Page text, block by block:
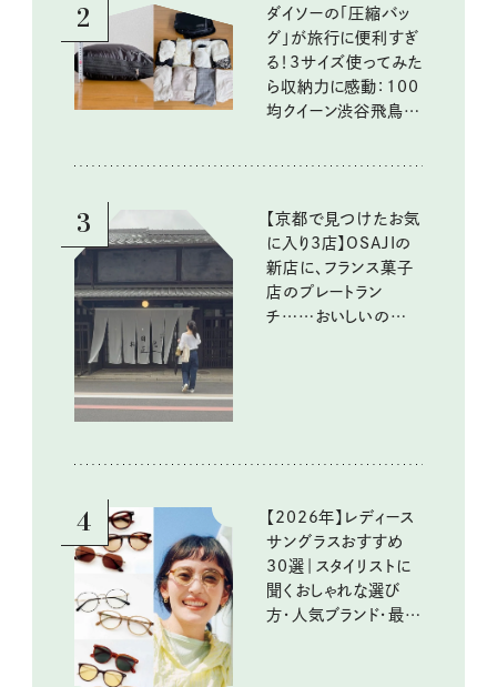
2
ダイソーの「圧縮バッ
グ」が旅行に便利すぎ
る！3サイズ使ってみた
ら収納力に感動：100
均クイーン渋谷飛鳥の
3
【京都で見つけたお気
に入り3店】OSAJIの
新店に、フランス菓子
店のプレートラン
チ……おいしいのんび
4
【2026年】レディース
サングラスおすすめ
30選｜スタイリストに
聞くおしゃれな選び
方・人気ブランド・最新